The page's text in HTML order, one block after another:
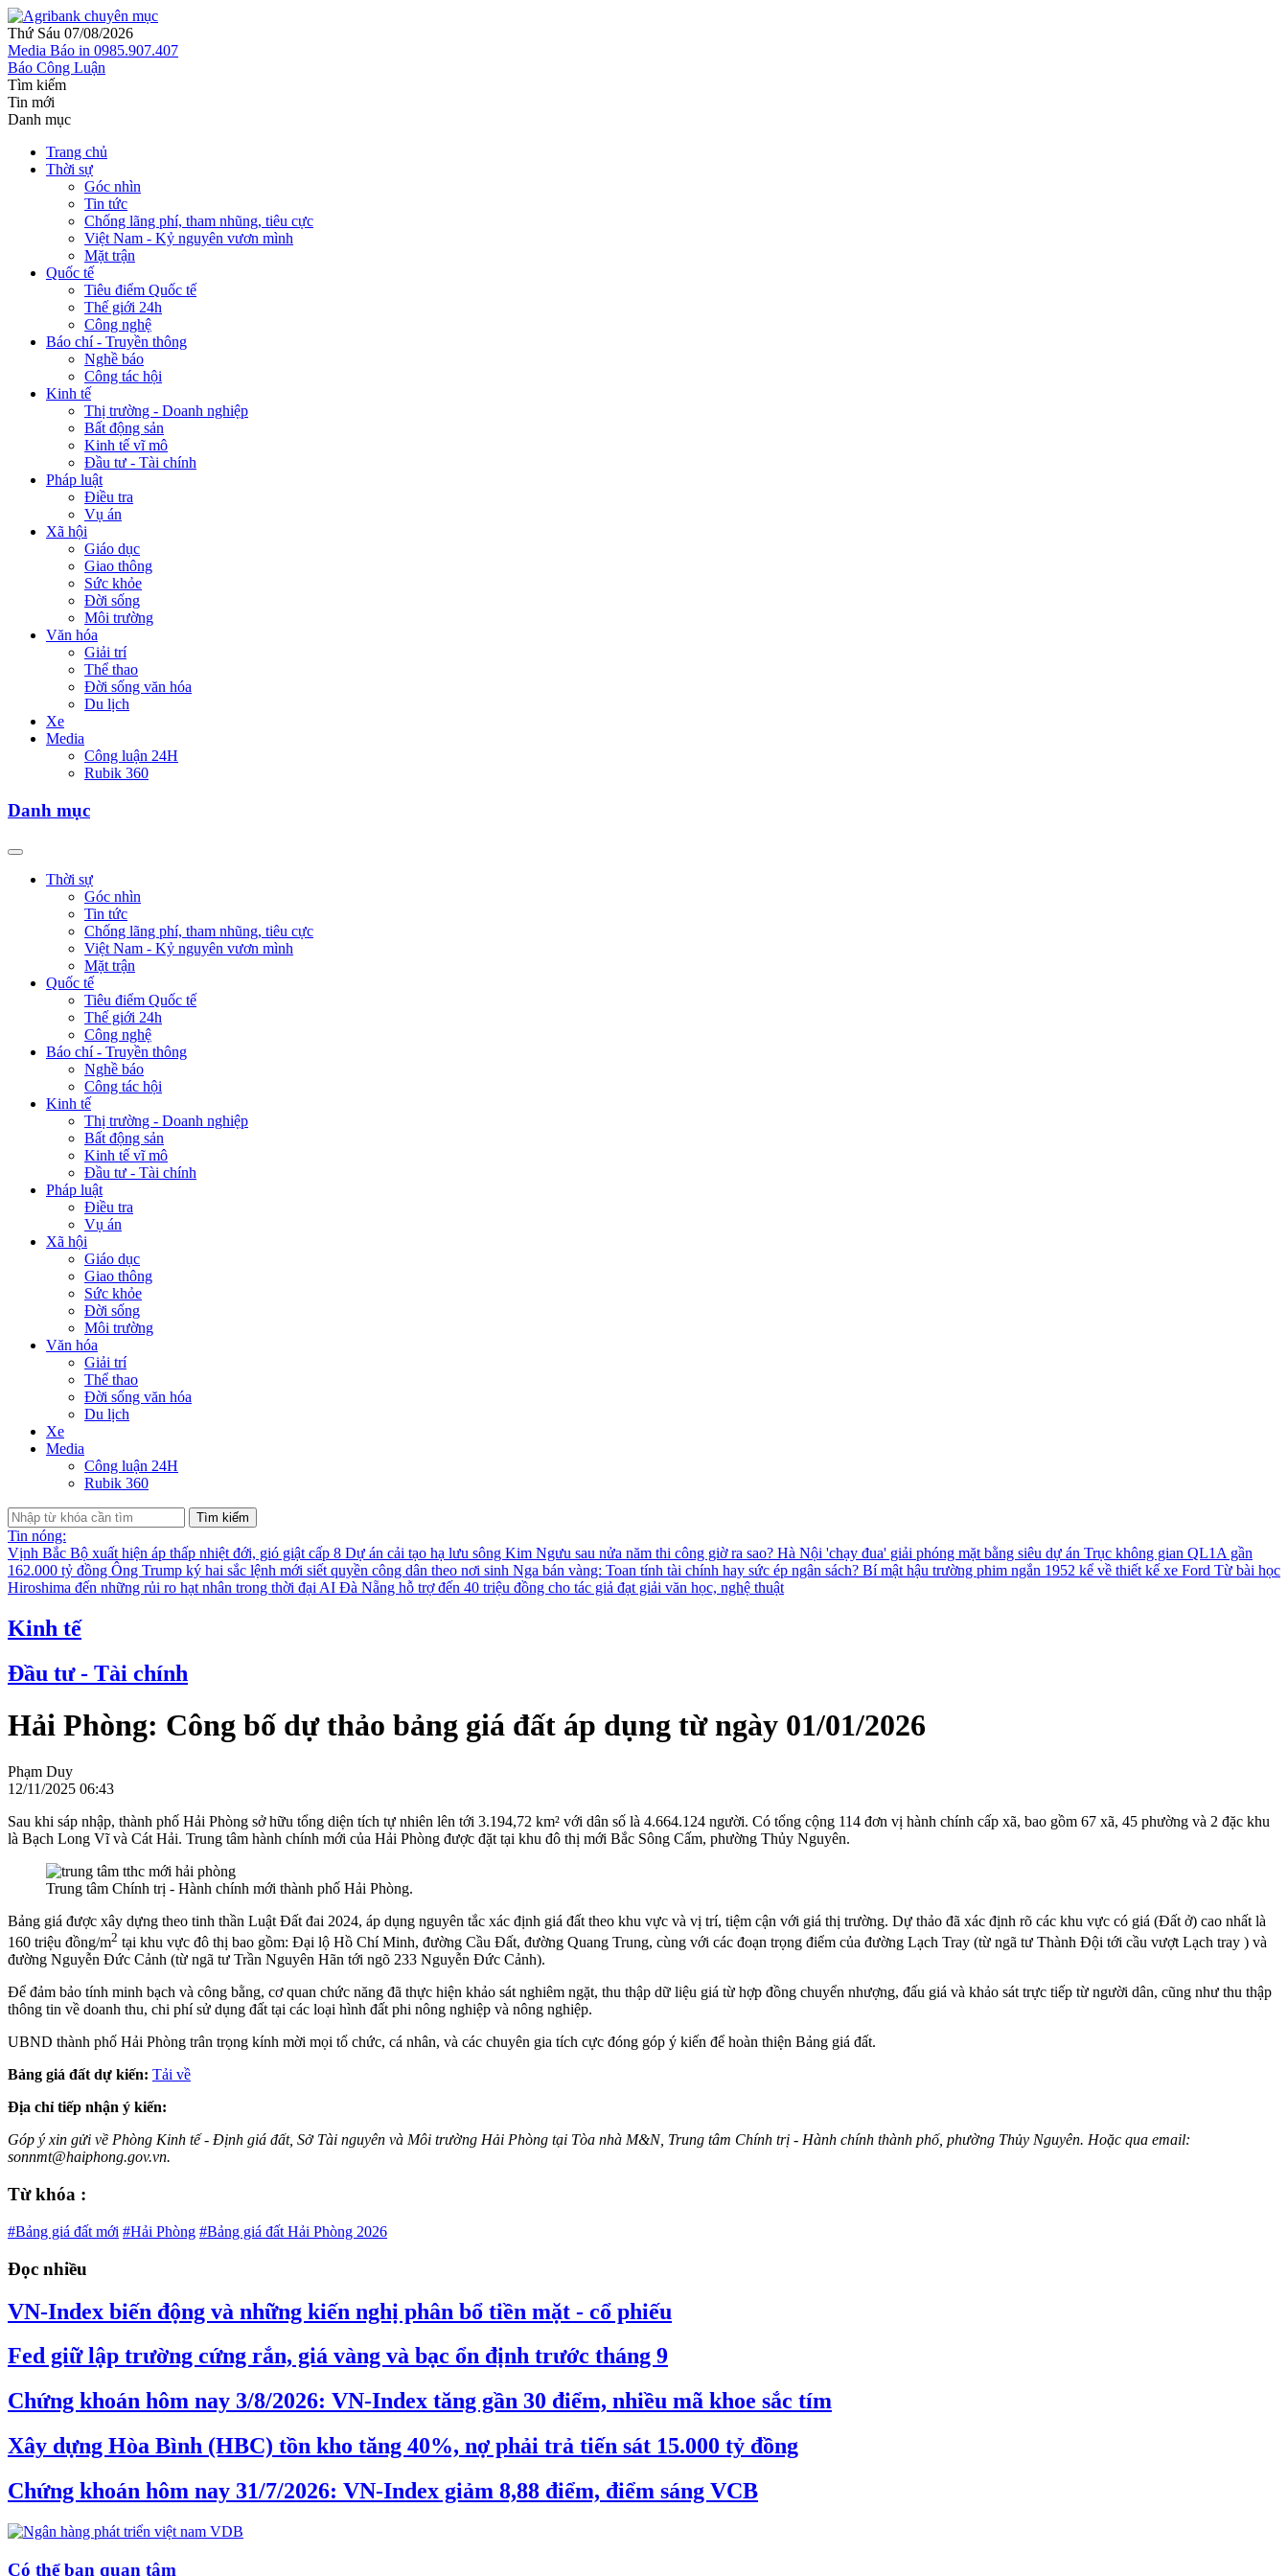
Thứ Sáu 07/08/2026
Media Báo in 0985.907.407
Báo Công Luận
Tìm kiếm
Tin mới
Danh mục
Trang chủ
Thời sự
Góc nhìn
Tin tức
Chống lãng phí, tham nhũng, tiêu cực
Việt Nam - Kỷ nguyên vươn mình
Mặt trận
Quốc tế
Tiêu điểm Quốc tế
Thế giới 24h
Công nghệ
Báo chí - Truyền thông
Nghề báo
Công tác hội
Kinh tế
Thị trường - Doanh nghiệp
Bất động sản
Kinh tế vĩ mô
Đầu tư - Tài chính
Pháp luật
Điều tra
Vụ án
Xã hội
Giáo dục
Giao thông
Sức khỏe
Đời sống
Môi trường
Văn hóa
Giải trí
Thể thao
Đời sống văn hóa
Du lịch
Xe
Media
Công luận 24H
Rubik 360
Danh mục
Thời sự
Góc nhìn
Tin tức
Chống lãng phí, tham nhũng, tiêu cực
Việt Nam - Kỷ nguyên vươn mình
Mặt trận
Quốc tế
Tiêu điểm Quốc tế
Thế giới 24h
Công nghệ
Báo chí - Truyền thông
Nghề báo
Công tác hội
Kinh tế
Thị trường - Doanh nghiệp
Bất động sản
Kinh tế vĩ mô
Đầu tư - Tài chính
Pháp luật
Điều tra
Vụ án
Xã hội
Giáo dục
Giao thông
Sức khỏe
Đời sống
Môi trường
Văn hóa
Giải trí
Thể thao
Đời sống văn hóa
Du lịch
Xe
Media
Công luận 24H
Rubik 360
Tìm kiếm
Tin nóng:
Vịnh Bắc Bộ xuất hiện áp thấp nhiệt đới, gió giật cấp 8 Dự án cải tạo hạ lưu sông Kim Ngưu sau nửa năm thi công giờ ra sao? Hà Nội 'chạy đua' giải phóng mặt bằng siêu dự án Trục không gian QL1A gần
162.000 tỷ đồng Ông Trump ký hai sắc lệnh mới siết quyền công dân theo nơi sinh Nga bán vàng: Toan tính tài chính hay sức ép ngân sách? Bí mật hậu trường phim ngắn 1952 kể về thiết kế xe Ford Từ bài học
Hiroshima đến những rủi ro hạt nhân trong thời đại AI Đà Nẵng hỗ trợ đến 40 triệu đồng cho tác giả đạt giải văn học, nghệ thuật
Kinh tế
Đầu tư - Tài chính
Hải Phòng: Công bố dự thảo bảng giá đất áp dụng từ ngày 01/01/2026
Phạm Duy
12/11/2025 06:43
Sau khi sáp nhập, thành phố Hải Phòng sở hữu tổng diện tích tự nhiên lên tới 3.194,72 km² với dân số là 4.664.124 người. Có tổng cộng 114 đơn vị hành chính cấp xã, bao gồm 67 xã, 45 phường và 2 đặc khu
là Bạch Long Vĩ và Cát Hải. Trung tâm hành chính mới của Hải Phòng được đặt tại khu đô thị mới Bắc Sông Cấm, phường Thủy Nguyên.
Trung tâm Chính trị - Hành chính mới thành phố Hải Phòng.
Bảng giá được xây dựng theo tinh thần Luật Đất đai 2024, áp dụng nguyên tắc xác định giá đất theo khu vực và vị trí, tiệm cận với giá thị trường. Dự thảo đã xác định rõ các khu vực có giá (Đất ở) cao nhất là
160 triệu đồng/m2 tại khu vực đô thị bao gồm: Đại lộ Hồ Chí Minh, đường Cầu Đất, đường Quang Trung, cùng với các đoạn trọng điểm của đường Lạch Tray (từ ngã tư Thành Đội tới cầu vượt Lạch tray ) và
đường Nguyễn Đức Cảnh (từ ngã tư Trần Nguyên Hãn tới ngõ 233 Nguyễn Đức Cảnh).
Để đảm bảo tính minh bạch và công bằng, cơ quan chức năng đã thực hiện khảo sát nghiêm ngặt, thu thập dữ liệu giá từ hợp đồng chuyển nhượng, đấu giá và khảo sát trực tiếp từ người dân, cũng như thu thập
thông tin về doanh thu, chi phí sử dụng đất tại các loại hình đất phi nông nghiệp và nông nghiệp.
UBND thành phố Hải Phòng trân trọng kính mời mọi tổ chức, cá nhân, và các chuyên gia tích cực đóng góp ý kiến để hoàn thiện Bảng giá đất.
Bảng giá đất dự kiến: Tải về
Địa chỉ tiếp nhận ý kiến:
Góp ý xin gửi về Phòng Kinh tế - Định giá đất, Sở Tài nguyên và Môi trường Hải Phòng tại Tòa nhà M&N, Trung tâm Chính trị - Hành chính thành phố, phường Thủy Nguyên. Hoặc qua email:
sonnmt@haiphong.gov.vn.
Từ khóa :
#Bảng giá đất mới #Hải Phòng #Bảng giá đất Hải Phòng 2026
Đọc nhiều
VN-Index biến động và những kiến nghị phân bổ tiền mặt - cổ phiếu
Fed giữ lập trường cứng rắn, giá vàng và bạc ổn định trước tháng 9
Chứng khoán hôm nay 3/8/2026: VN-Index tăng gần 30 điểm, nhiều mã khoe sắc tím
Xây dựng Hòa Bình (HBC) tồn kho tăng 40%, nợ phải trả tiến sát 15.000 tỷ đồng
Chứng khoán hôm nay 31/7/2026: VN-Index giảm 8,88 điểm, điểm sáng VCB
Có thể bạn quan tâm